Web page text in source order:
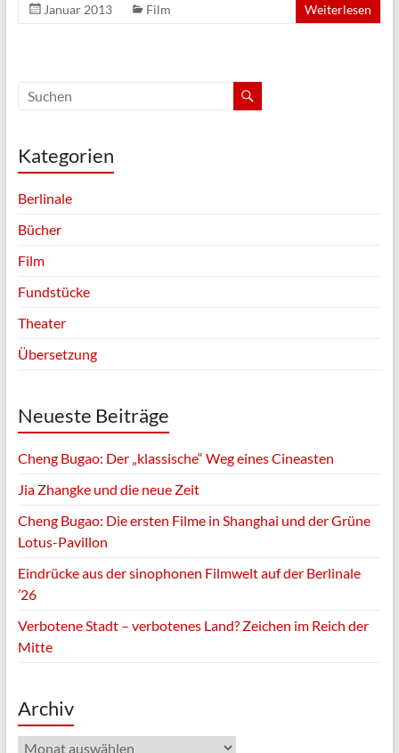
Januar 2013 Film Weiterlesen
Kategorien
Berlinale
Bücher
Film
Fundstücke
Theater
Übersetzung
Neueste Beiträge
Cheng Bugao: Der „klassische“ Weg eines Cineasten
Jia Zhangke und die neue Zeit
Cheng Bugao: Die ersten Filme in Shanghai und der Grüne
Lotus-Pavillon
Eindrücke aus der sinophonen Filmwelt auf der Berlinale
’26
Verbotene Stadt – verbotenes Land? Zeichen im Reich der
Mitte
Archiv
Archiv